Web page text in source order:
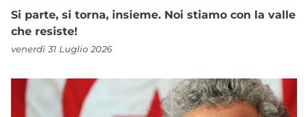
Si parte, si torna, insieme. Noi stiamo con la valle
che resiste!
venerdì 31 Luglio 2026